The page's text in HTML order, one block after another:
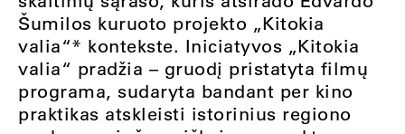
Šumilos kuruoto projekto „Kitokia
valia“* kontekste. Iniciatyvos „Kitokia
valia“ pradžia – gruodį pristatyta filmų
programa, sudaryta bandant per kino
praktikas atskleisti istorinius regiono